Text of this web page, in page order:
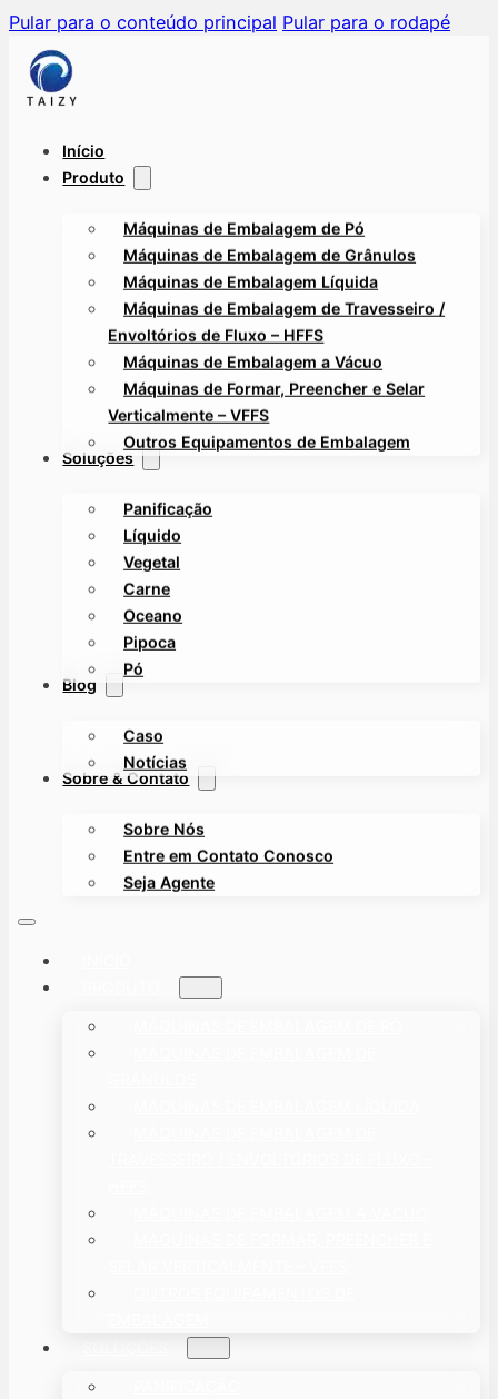
Pular para o conteúdo principal Pular para o rodapé
Início
Produto
Máquinas de Embalagem de Pó
Máquinas de Embalagem de Grânulos
Máquinas de Embalagem Líquida
Máquinas de Embalagem de Travesseiro /
Envoltórios de Fluxo – HFFS
Máquinas de Embalagem a Vácuo
Máquinas de Formar, Preencher e Selar
Verticalmente – VFFS
Outros Equipamentos de Embalagem
Soluções
Panificação
Líquido
Vegetal
Carne
Oceano
Pipoca
Pó
Blog
Caso
Notícias
Sobre & Contato
Sobre Nós
Entre em Contato Conosco
Seja Agente